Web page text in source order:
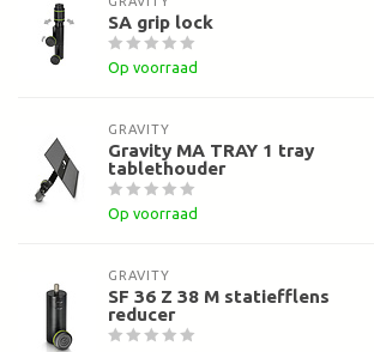
SA grip lock
Op voorraad
GRAVITY
Gravity MA TRAY 1 tray
tablethouder
Op voorraad
GRAVITY
SF 36 Z 38 M statiefflens
reducer